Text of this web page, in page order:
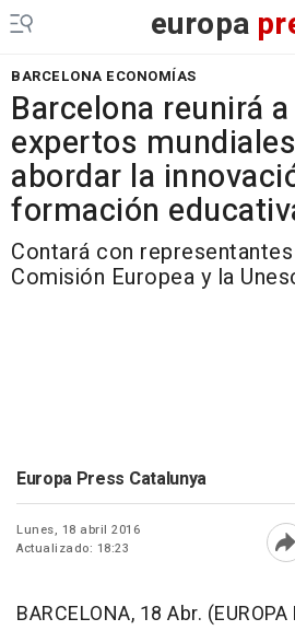
europa
BARCELONA ECONOMÍAS
Barcelona reunirá
expertos
abordar la
formación
Contará con
Comisión Europea y la
Europa Press Catalunya
Lunes, 18 abril 2016
Actualizado: 18:23
BARCELONA, 18 Abr. (EUROPA